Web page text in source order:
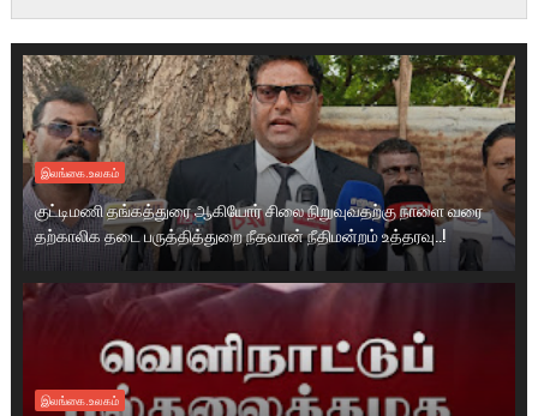
இலங்கை.உலகம்
குட்டிமணி தங்கத்துரை ஆகியோர் சிலை நிறுவுவதற்கு நாளை வரை
தற்காலிக தடை பருத்தித்துறை நீதவான் நீதிமன்றம் உத்தரவு..!
இலங்கை.உலகம்